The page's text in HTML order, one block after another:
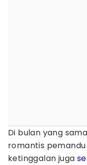
Di bulan yang
romantis
ketinggalan juga